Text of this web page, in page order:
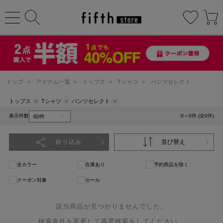
トップ > アイテム一覧 > トップス > Tシャツ > パンツセレクト
トップス Tシャツ パンツセレクト
表示件数 0～0件 (全0件)
絞り込み 並び替え
全カラー 在庫あり 予約商品を除く
クーポン対象 セール
該当商品が見つかりませんでした。
検索条件を変更して再度検索をしてください。